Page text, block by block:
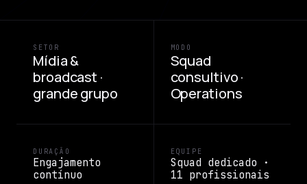
SETOR
Mídia &
broadcast ·
grande grupo
MODO
Squad
consultivo ·
Operations
DURAÇÃO
Engajamento
contínuo
EQUIPE
Squad dedicado ·
11 profissionais